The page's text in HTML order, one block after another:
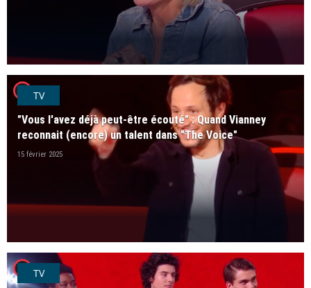
player2TV
"Vous l'avez déjà peut-être écouté" : Quand Vianney
reconnait (encore) un talent dans "The Voice"
15 février 2025
player2TV